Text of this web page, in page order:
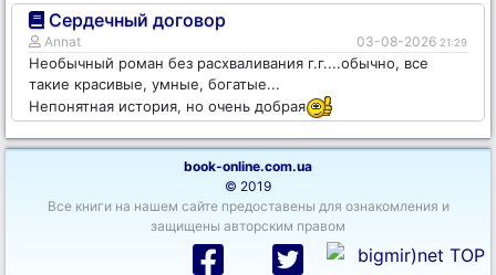
Сердечный договор
Annat 03-08-2026 21:29
Необычный роман без расхваливания г.г....обычно, все
такие красивые, умные, богатые...
Непонятная история, но очень добрая
book-online.com.ua
© 2019
Все книги на нашем сайте предоставены для ознакомления и
защищены авторским правом